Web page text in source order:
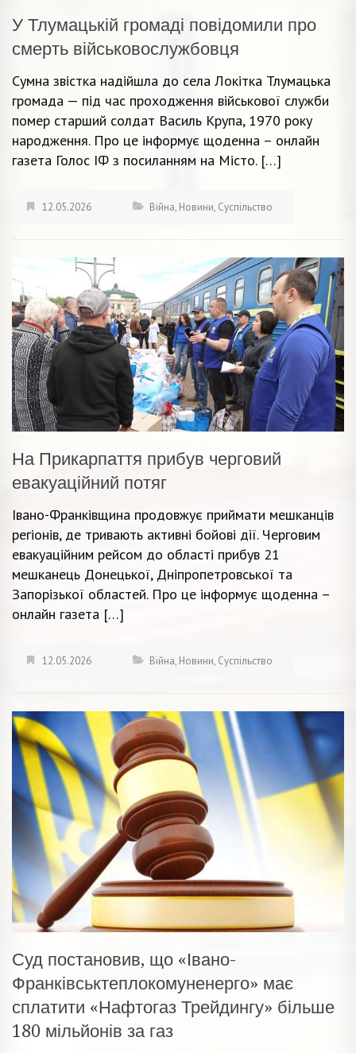
У Тлумацькій громаді повідомили про
смерть військовослужбовця
Сумна звістка надійшла до села Локітка Тлумацька
громада — під час проходження військової служби
помер старший солдат Василь Крупа, 1970 року
народження. Про це інформує щоденна – онлайн
газета Голос ІФ з посиланням на Місто. […]
12.05.2026 Війна, Новини, Суспільство
На Прикарпаття прибув черговий
евакуаційний потяг
Івано-Франківщина продовжує приймати мешканців
регіонів, де тривають активні бойові дії. Черговим
евакуаційним рейсом до області прибув 21
мешканець Донецької, Дніпропетровської та
Запорізької областей. Про це інформує щоденна –
онлайн газета […]
12.05.2026 Війна, Новини, Суспільство
Суд постановив, що «Івано-
Франківськтеплокомуненерго» має
сплатити «Нафтогаз Трейдингу» більше
180 мільйонів за газ